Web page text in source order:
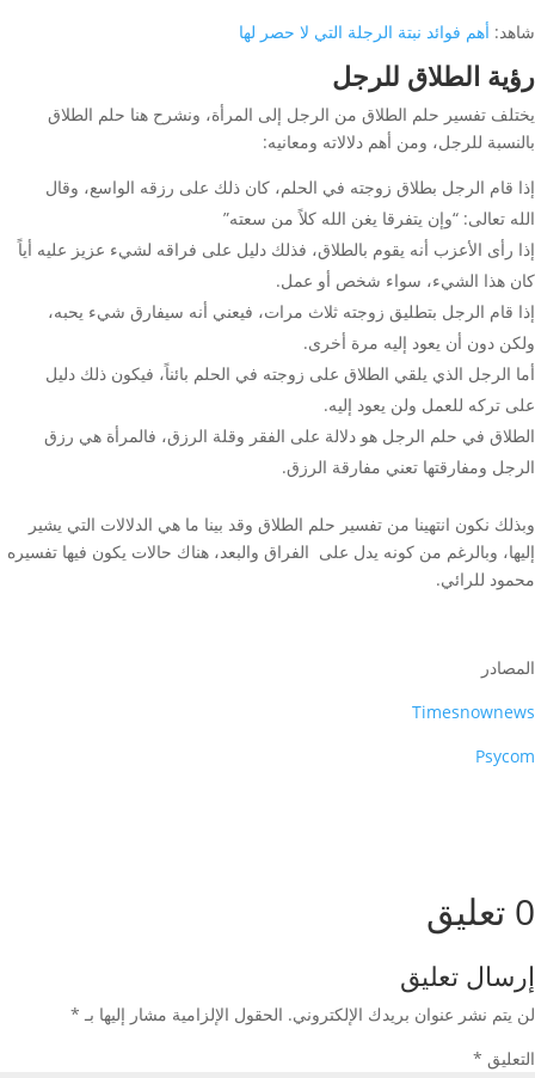
شاهد: أهم فوائد نبتة الرجلة التي لا حصر لها
رؤية الطلاق للرجل
يختلف تفسير حلم الطلاق من الرجل إلى المرأة، ونشرح هنا حلم الطلاق
بالنسبة للرجل، ومن أهم دلالاته ومعانيه:
إذا قام الرجل بطلاق زوجته في الحلم، كان ذلك على رزقه الواسع، وقال
الله تعالى: “وإن يتفرقا يغن الله كلاً من سعته”
إذا رأى الأعزب أنه يقوم بالطلاق، فذلك دليل على فراقه لشيء عزيز عليه أياً
كان هذا الشيء، سواء شخص أو عمل.
إذا قام الرجل بتطليق زوجته ثلاث مرات، فيعني أنه سيفارق شيء يحبه،
ولكن دون أن يعود إليه مرة أخرى.
أما الرجل الذي يلقي الطلاق على زوجته في الحلم بائناً، فيكون ذلك دليل
على تركه للعمل ولن يعود إليه.
الطلاق في حلم الرجل هو دلالة على الفقر وقلة الرزق، فالمرأة هي رزق
الرجل ومفارقتها تعني مفارقة الرزق.
وبذلك نكون انتهينا من تفسير حلم الطلاق وقد بينا ما هي الدلالات التي يشير
إليها، وبالرغم من كونه يدل على الفراق والبعد، هناك حالات يكون فيها تفسيره
محمود للرائي.
المصادر
Timesnownews
Psycom
0 تعليق
إرسال تعليق
لن يتم نشر عنوان بريدك الإلكتروني. الحقول الإلزامية مشار إليها بـ *
التعليق *